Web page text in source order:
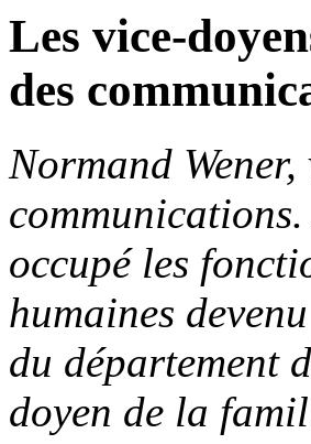
Les vice-
des
Normand
occupé les
humaines
du département
doyen de la